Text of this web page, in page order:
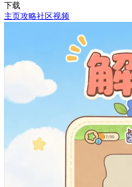
下载
主页攻略社区视频